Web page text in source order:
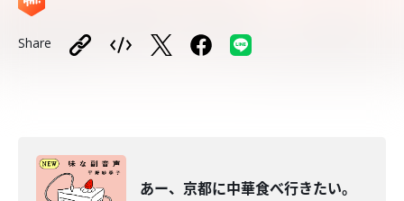
Share
あー、京都に中華食べ行きたい。